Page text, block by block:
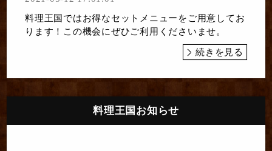
料理王国ではお得なセットメニューをご用意してお
ります！この機会にぜひご利用くださいませ。
続きを見る
料理王国お知らせ